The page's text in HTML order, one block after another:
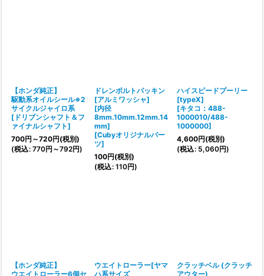
【ホンダ純正】
駆動系オイルシール※2
サイクルジャイロ系
[ ドリブンシャフト＆フ
ァイナルシャフト]
700円 ～720円(税別)
(税込: 770円 ～792円)
ドレンボルトパッキン
[アルミワッシャ]
[内径
8mm.10mm.12mm.14
mm]
[Cubyオリジナルパー
ツ]
100円(税別)
(税込: 110円)
ハイスピードプーリー
[typeX]
[キタコ：488-
1000010/488-
1000000]
4,600円(税別)
(税込: 5,060円)
【ホンダ純正】
ウエイトローラー6個セ
ウエイトローラー[ヤマ
ハ系サイズ
クラッチベル (クラッチ
アウター)